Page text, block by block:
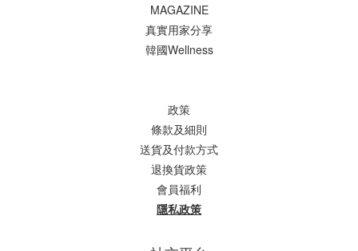
MAGAZINE
真實用家分享
韓國Wellness
政策
條款及細則
送貨及付款方式
退換貨政策
會員福利
隱私政策